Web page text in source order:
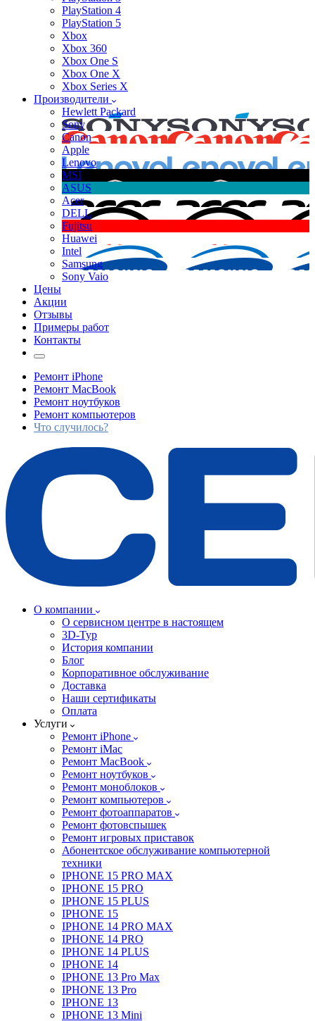
PlayStation 4
PlayStation 5
Xbox
Xbox 360
Xbox One S
Xbox One X
Xbox Series X
Производители
Hewlett Packard
Sony
Canon
Apple
Lenovo
MSI
ASUS
Acer
DELL
Fujitsu
Huawei
Intel
Samsung
Sony Vaio
Цены
Акции
Отзывы
Примеры работ
Контакты
Ремонт iPhone
Ремонт MacBook
Ремонт ноутбуков
Ремонт компьютеров
Что случилось?
О компании
О сервисном центре в настоящем
3D-Тур
История компании
Блог
Корпоративное обслуживание
Доставка
Наши сертификаты
Оплата
Услуги
Ремонт iPhone
Ремонт iMac
Ремонт MacBook
Ремонт ноутбуков
Ремонт моноблоков
Ремонт компьютеров
Ремонт фотоаппаратов
Ремонт фотовспышек
Ремонт игровых приставок
Абонентское обслуживание компьютерной
техники
IPHONE 15 PRO MAX
IPHONE 15 PRO
IPHONE 15 PLUS
IPHONE 15
IPHONE 14 PRO MAX
IPHONE 14 PRO
IPHONE 14 PLUS
IPHONE 14
IPHONE 13 Pro Max
IPHONE 13 Pro
IPHONE 13
IPHONE 13 Mini